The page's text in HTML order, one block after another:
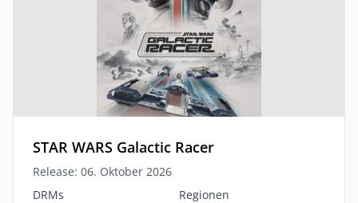
STAR WARS Galactic Racer
Release: 06. Oktober 2026
DRMs
Regionen